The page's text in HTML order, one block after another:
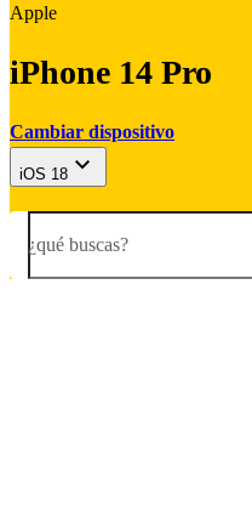
Apple
iPhone 14 Pro
Cambiar dispositivo
iOS 18
¿qué buscas?